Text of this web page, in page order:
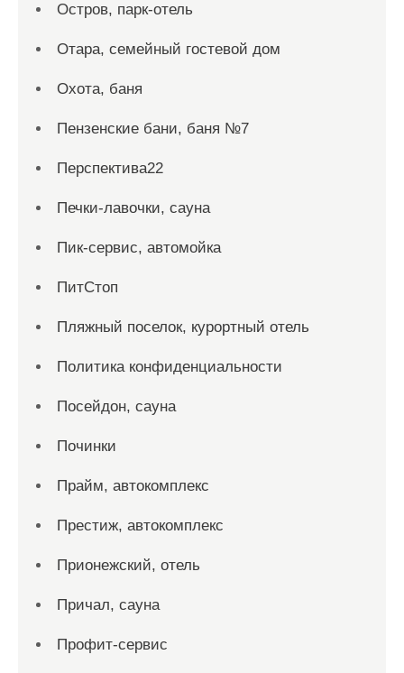
Остров, парк-отель
Отара, семейный гостевой дом
Охота, баня
Пензенские бани, баня №7
Перспектива22
Печки-лавочки, сауна
Пик-сервис, автомойка
ПитСтоп
Пляжный поселок, курортный отель
Политика конфиденциальности
Посейдон, сауна
Починки
Прайм, автокомплекс
Престиж, автокомплекс
Прионежский, отель
Причал, сауна
Профит-сервис